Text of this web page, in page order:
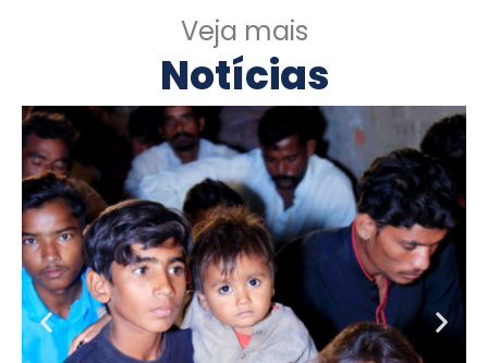
Veja mais
Notícias